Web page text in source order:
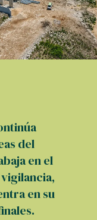
del
en el
en su